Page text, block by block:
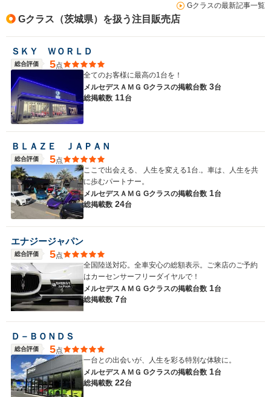
Gクラスの最新記事一覧
Gクラス（茨城県）を扱う注目販売店
ＳＫＹ ＷＯＲＬＤ
総合評価 5点
全てのお客様に最高の1台を！
メルセデスＡＭＧ Gクラスの掲載台数 3台
総掲載数 11台
ＢＬＡＺＥ ＪＡＰＡＮ
総合評価 5点
ここで出会える、 人生を変える1台.。車は、人生を共
に歩むパートナー。
メルセデスＡＭＧ Gクラスの掲載台数 1台
総掲載数 24台
エナジージャパン
総合評価 5点
全国陸送対応。全車安心の総額表示。ご来店のご予約
はカーセンサーフリーダイヤルで！
メルセデスＡＭＧ Gクラスの掲載台数 1台
総掲載数 7台
Ｄ－ＢＯＮＤＳ
総合評価 5点
一台との出会いが、人生を彩る特別な体験に。
メルセデスＡＭＧ Gクラスの掲載台数 1台
総掲載数 22台